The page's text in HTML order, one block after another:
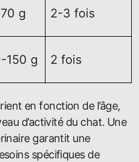
g 2-3 fois
150 g 2 fois
en fonction de l’âge,
d’activité du chat. Une
garantit une
spécifiques de